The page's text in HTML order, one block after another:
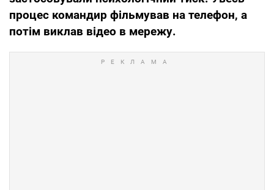
процес командир фільмував на телефон, а
потім виклав відео в мережу.